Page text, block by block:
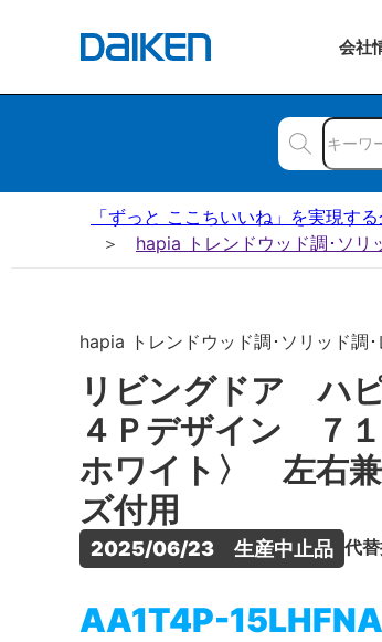
会社
「ずっと ここちいいね」を実現す
hapia トレンドウッド調･ソリ
hapia トレンドウッド調･ソリッド調
リビングドア ハ
４Ｐデザイン ７
ホワイト〉 左右
ズ付用
2025/06/23　生産中止品 代
AA1T4P-15LHFNA